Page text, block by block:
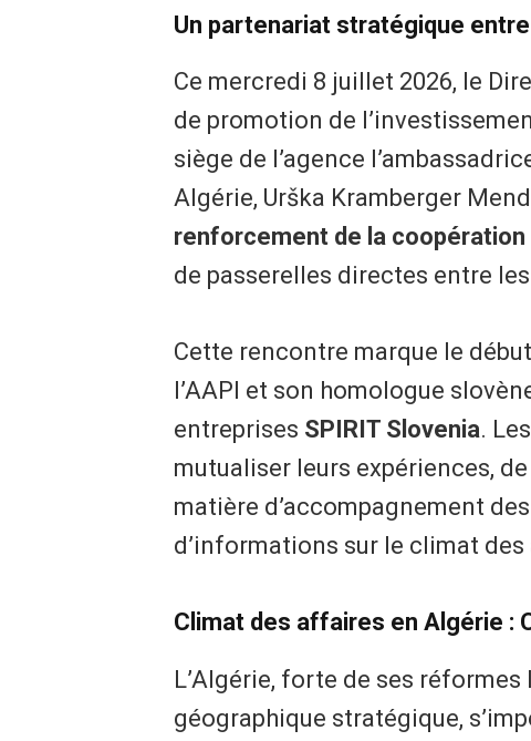
​Un partenariat stratégique entre
​Ce mercredi 8 juillet 2026, le
de promotion de
siège de l’agence
Algérie, Urška Kramberger
renforcement de la
de passerelles directes entre
​Cette rencontre marque le
l’AAPI et son homologue
entreprises SPIRIT Slovenia.
mutualiser leurs expériences,
matière d’accompagnement
d’informations sur le climat
​Climat des affaires en Algérie :
​L’Algérie, forte de ses
géographique stratégique,